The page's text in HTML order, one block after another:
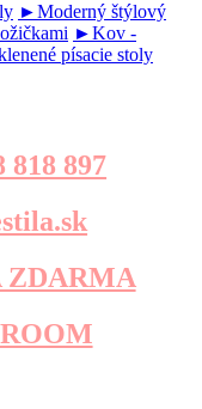
►Moderný štýlový
►Kov -
písacie stoly
818 897
ZDARMA